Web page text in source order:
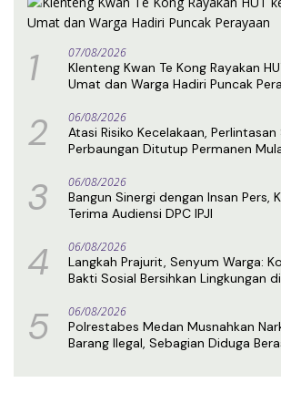
1 07/08/2026
Klenteng Kwan Te Kong Rayakan
Umat dan Warga Hadiri Puncak
2 06/08/2026
Atasi Risiko Kecelakaan,
Perbaungan Ditutup Permanen
3 06/08/2026
Bangun Sinergi dengan Insan Pers,
Terima Audiensi DPC IPJI
4 06/08/2026
Langkah Prajurit, Senyum Warga:
Bakti Sosial Bersihkan Lingkungan
5 06/08/2026
Polrestabes Medan Musnahkan
Barang Ilegal, Sebagian Diduga